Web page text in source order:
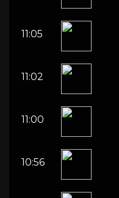
11:05
11:02
11:00
10:56